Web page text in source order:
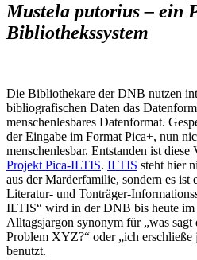
Mustela putorius – ein
Bibliothekssystem
Die Bibliothekare der DNB nutzen
bibliografischen Daten das
menschenlesbares Datenformat.
der Eingabe im Format Pica+, nun
menschenlesbar. Entstanden ist diese
Projekt Pica-ILTIS. ILTIS steht hier
aus der Marderfamilie, sondern es
Literatur- und Tonträger-
ILTIS“ wird in der DNB bis heute im
Alltagsjargon synonym für „was sagt
Problem XYZ?“ oder „ich erschließe
benutzt.